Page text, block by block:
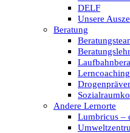
DELF
Unsere
Beratung
Lerncoaching
Andere Lernorte
Lumbricus –